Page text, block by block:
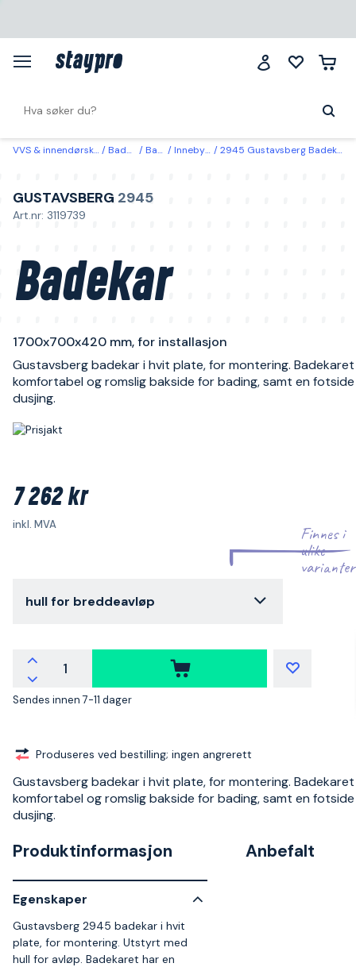
VVS & innendørsklima Baderom Badekar Innebygde badekar 2945 Gustavsberg Badekar 1700x700x420 mm, for installasjon hull for breddeavløp
GUSTAVSBERG 2945
Art.nr: 3119739
Badekar
1700x700x420 mm, for installasjon
Gustavsberg badekar i hvit plate, for montering.
komfortabel og romslig bakside for bading, samt en
dusjing.
7 262 kr
inkl. MVA
Finnes i
ulike
varianter
hull for breddeavløp
Sendes innen 7-11 dager
Produseres ved bestilling; ingen angrerett
Gustavsberg badekar i hvit plate, for montering.
komfortabel og romslig bakside for bading, samt en
dusjing.
Produktinformasjon
Egenskaper
Gustavsberg 2945 badekar i hvit
plate, for montering. Utstyrt med
hull for avløp. Badekaret har en
Anbefalt